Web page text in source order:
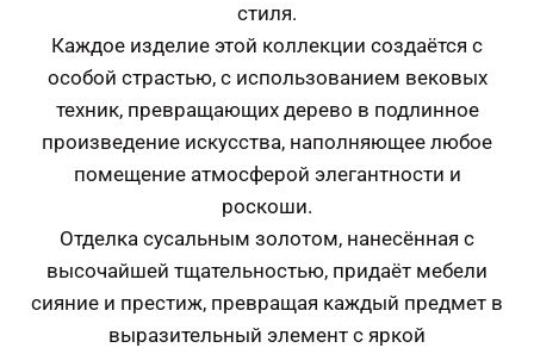
стиля.
Каждое изделие этой коллекции создаётся с
особой страстью, с использованием вековых
техник, превращающих дерево в подлинное
произведение искусства, наполняющее любое
помещение атмосферой элегантности и
роскоши.
Отделка сусальным золотом, нанесённая с
высочайшей тщательностью, придаёт мебели
сияние и престиж, превращая каждый предмет в
выразительный элемент с яркой